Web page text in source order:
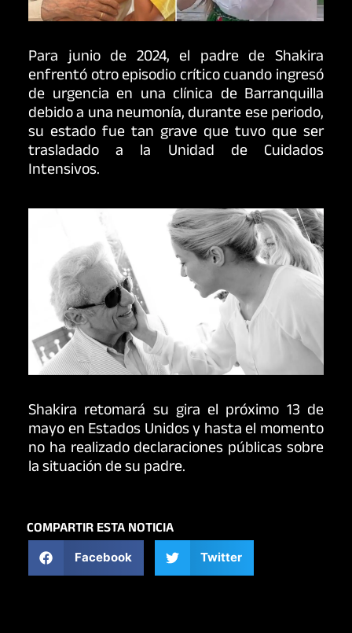
Para junio de 2024, el padre de Shakira
enfrentó otro episodio crítico cuando ingresó
de urgencia en una clínica de Barranquilla
debido a una neumonía, durante ese periodo,
su estado fue tan grave que tuvo que ser
trasladado a la Unidad de Cuidados
Intensivos.
Shakira retomará su gira el próximo 13 de
mayo en Estados Unidos y hasta el momento
no ha realizado declaraciones públicas sobre
la situación de su padre.
COMPARTIR ESTA NOTICIA
Facebook Twitter